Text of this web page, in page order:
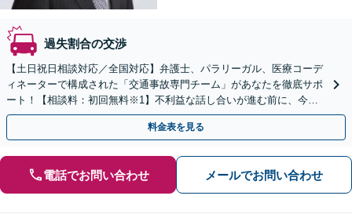
過失割合の交渉
【土日祝日相談対応／全国対応】弁護士、パラリーガル、医療コーデ
ィネーターで構成された「交通事故専門チーム」があなたを徹底サポ
ート！【相談料：初回無料※1】不利益な話し合いが進む前に、今す
ぐ相談！
料金表を見る
電話でお問い合わせ メールでお問い合わせ